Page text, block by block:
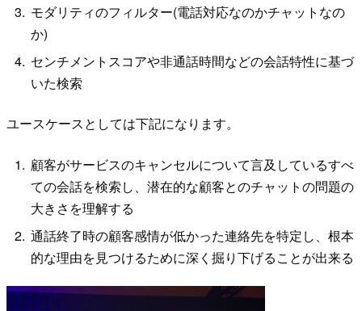
モダリティのフィルター(電話対応なのかチャットなの
か)
センチメントスコアや非通話時間などの会話特性に基づ
いた検索
ユースケースとしては下記になります。
顧客がサービスのキャンセルについて言及しているすべ
ての会話を検索し、潜在的な顧客とのチャットの問題の
大きさを理解する
通話終了時の顧客感情が低かった連絡先を特定し、根本
的な理由を見つけるために深く掘り下げることが出来る